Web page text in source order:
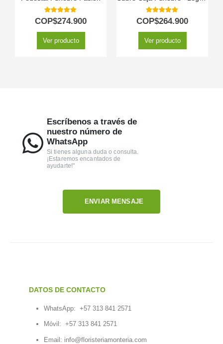
5.00out of 5
COP$274.900
Ver producto
5.00out of 5
COP$264.900
Ver producto
Escríbenos a través de
nuestro número de
WhatsApp
Si tienes alguna duda o consulta.
¡Estaremos encantados de
ayudarte!"
ENVIAR MENSAJE
DATOS DE CONTACTO
WhatsApp: +57 313 841 2571
Móvil: +57 313 841 2571
Email: info@floristeriamonteria.com